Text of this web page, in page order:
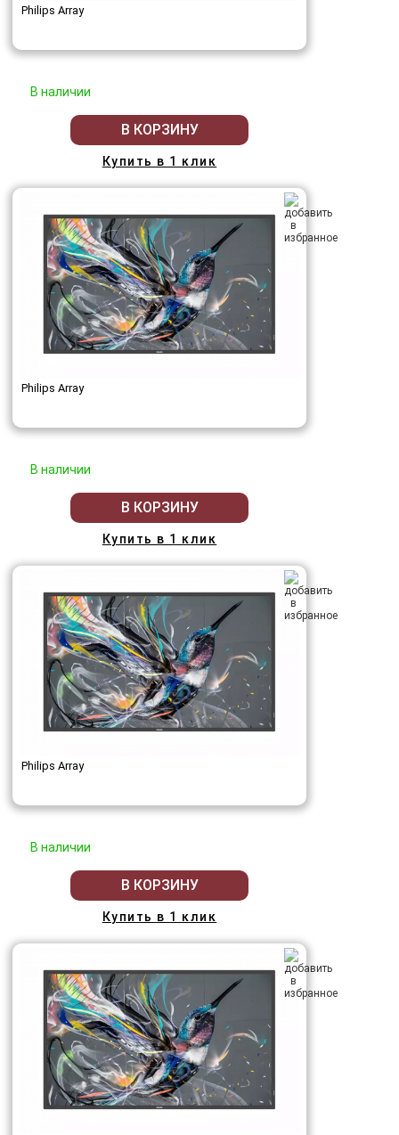
Philips Array
В наличии
В КОРЗИНУ
Купить в 1 клик
Philips Array
В наличии
В КОРЗИНУ
Купить в 1 клик
Philips Array
В наличии
В КОРЗИНУ
Купить в 1 клик